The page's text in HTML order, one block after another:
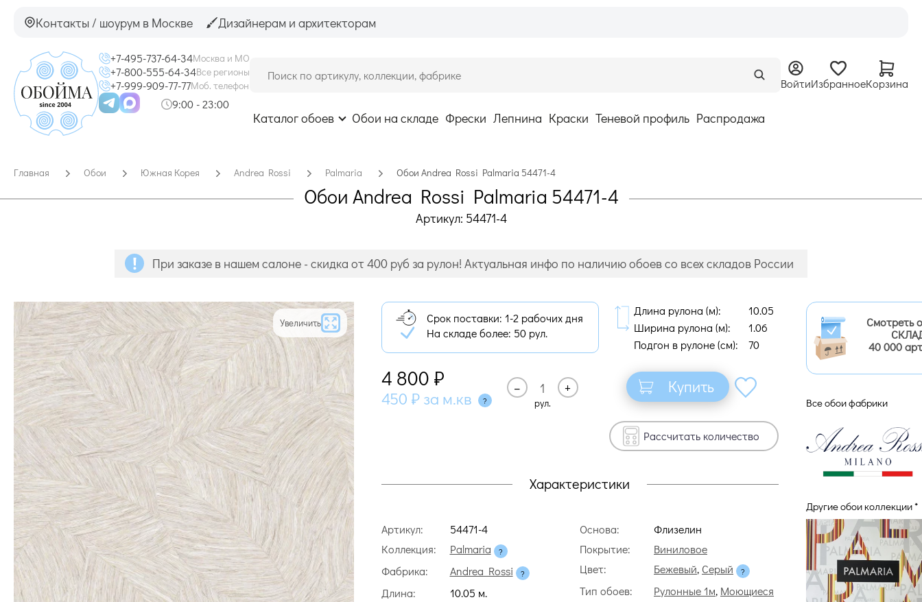
Контакты / шоурум в Москве Дизайнерам и архитекторам
+7-495-737-64-34Москва и МО
+7-800-555-64-34Все регионы
+7-999-909-77-77Моб. телефон
9:00 - 23:00
ВойтиИзбранноеКорзина
Каталог обоев Обои на складе Фрески Лепнина Краски Теневой профиль Распродажа
Главная Обои Южная Корея Andrea Rossi Palmaria Обои Andrea Rossi Palmaria 54471-4
Обои Andrea Rossi Palmaria 54471-4
Артикул: 54471-4
При заказе в нашем салоне - скидка от 400 руб за рулон! Актуальная инфо по наличию обоев со всех складов России
Увеличить
Срок поставки: 1-2 рабочих дня
На складе более: 50 рул.
Длина рулона (м):
10.05
Ширина рулона (м):
1.06
Подгон в рулоне (cм):
70
4 800 ₽
450 ₽ за м.кв
–
рул.
+ Купить
Рассчитать количество
Характеристики
Артикул:
54471-4
Коллекция:
Palmaria
Фабрика:
Andrea Rossi
Длина:
10.05 м.
Основа:
Флизелин
Покрытие:
Виниловое
Цвет:
Бежевый, Серый
Тип обоев:
Рулонные 1м, Моющиеся
Смотреть
40 000
Все обои фабрики
Другие обои коллекции *